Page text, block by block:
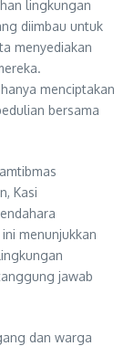
lingkungan
diimbau untuk
menyediakan
menciptakan
bersama
Kasi
menunjukkan
jawab
dan warga